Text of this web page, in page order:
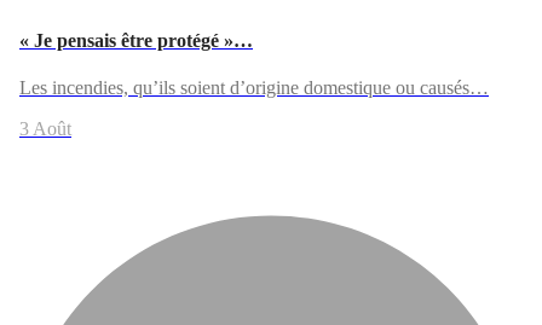
« Je pensais être protégé »…
Les incendies, qu’ils soient d’origine domestique ou causés…
3 Août